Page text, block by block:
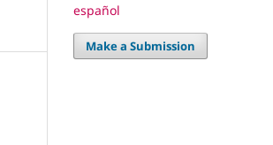
español
Make a Submission